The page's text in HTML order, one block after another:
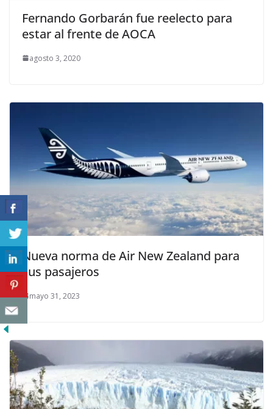
Fernando Gorbarán fue reelecto para
estar al frente de AOCA
agosto 3, 2020
Nueva norma de Air New Zealand para
sus pasajeros
mayo 31, 2023